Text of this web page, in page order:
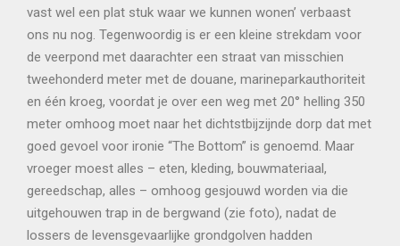
vast wel een plat stuk waar we kunnen wonen’ verbaast
ons nu nog. Tegenwoordig is er een kleine strekdam voor
de veerpond met daarachter een straat van misschien
tweehonderd meter met de douane, marineparkauthoriteit
en één kroeg, voordat je over een weg met 20° helling 350
meter omhoog moet naar het dichtstbijzijnde dorp dat met
goed gevoel voor ironie “The Bottom” is genoemd. Maar
vroeger moest alles – eten, kleding, bouwmateriaal,
gereedschap, alles – omhoog gesjouwd worden via die
uitgehouwen trap in de bergwand (zie foto), nadat de
lossers de levensgevaarlijke grondgolven hadden